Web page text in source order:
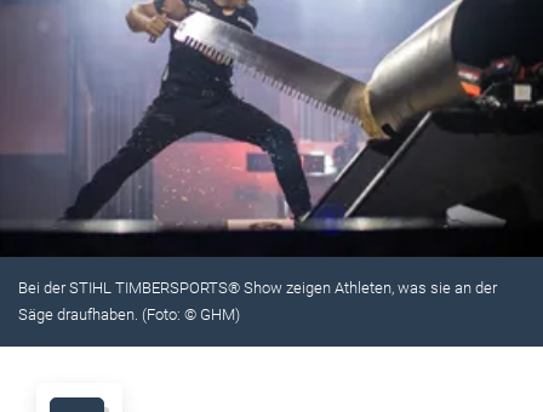
Bei der STIHL TIMBERSPORTS® Show zeigen Athleten, was sie an der
Säge draufhaben. (Foto: © GHM)